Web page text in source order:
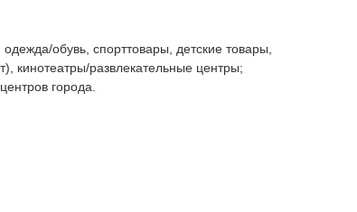
обувь, спорттовары, детские товары,
кинотеатры/развлекательные центры;
города.